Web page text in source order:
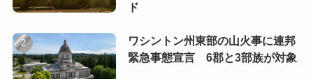
ド
ワシントン州東部の山火事に連邦
緊急事態宣言 6郡と3部族が対象